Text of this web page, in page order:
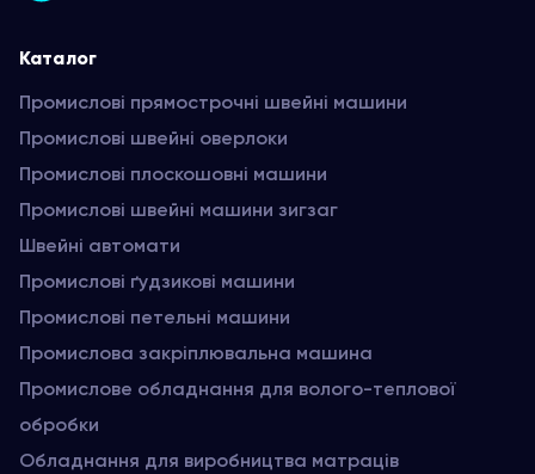
Каталог
Промислові прямострочні швейні машини
Промислові швейні оверлоки
Промислові плоскошовні машини
Промислові швейні машини зигзаг
Швейні автомати
Промислові ґудзикові машини
Промислові петельні машини
Промислова закріплювальна машина
Промислове обладнання для волого-теплової
обробки
Обладнання для виробництва матраців